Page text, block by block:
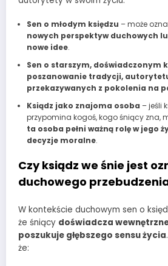
Sen o młodym księdzu – może
nowych perspektyw duchowych
nowe idee.
Sen o starszym, doświadczonym
poszanowanie tradycji,
przekazywanych z pokolenia na
Ksiądz jako znajoma osoba – jeśli
przypomina kogoś, kogo śniący zna,
ta osoba pełni ważną rolę w jego
decyzje moralne.
Czy ksiądz we śnie jest
duchowego
W kontekście duchowym sen o
że śniący doświadcza
poszukuje głębszego sensu życia
że: